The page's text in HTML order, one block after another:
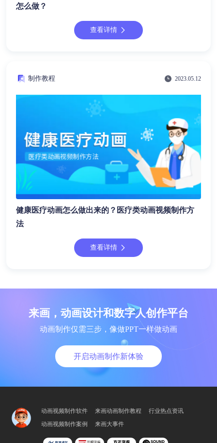
怎么做？
查看详情
制作教程 2023.05.12
健康医疗动画怎么做出来的？医疗类动画视频制作方
法
查看详情
来画，动画设计和数字人创作平台
动画制作仅需三步，像做PPT一样做动画
开启动画制作新体验
动画视频制作软件 来画动画制作教程
行业热点资讯
动画视频制作案例
来画大事件